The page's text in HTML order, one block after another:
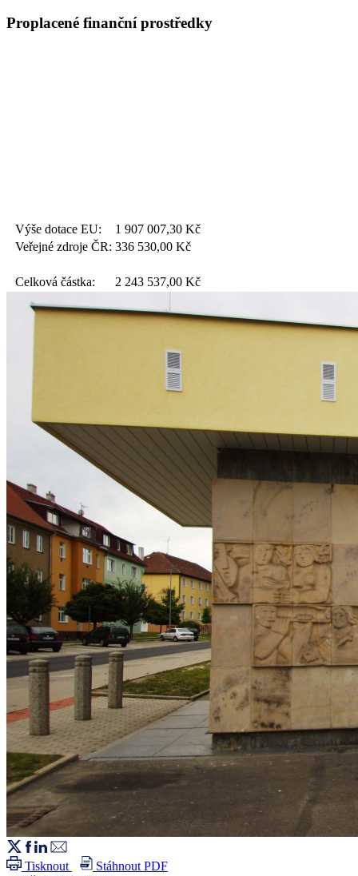
Proplacené finanční prostředky
Výše dotace EU: 1 907 007,30 Kč
Veřejné zdroje ČR: 336 530,00 Kč
Celková částka: 2 243 537,00 Kč
Tisknout
Stáhnout PDF